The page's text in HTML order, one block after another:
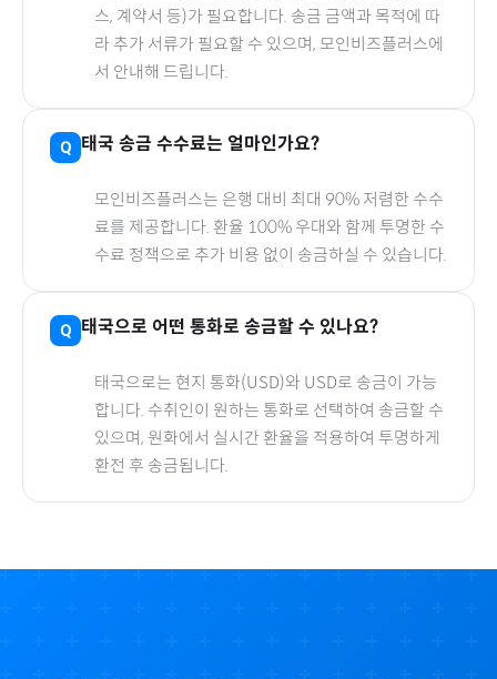
스, 계약서 등)가 필요합니다. 송금 금액과 목적에 따
라 추가 서류가 필요할 수 있으며, 모인비즈플러스에
서 안내해 드립니다.
태국 송금 수수료는 얼마인가요?
모인비즈플러스는 은행 대비 최대 90% 저렴한 수수
료를 제공합니다. 환율 100% 우대와 함께 투명한 수
수료 정책으로 추가 비용 없이 송금하실 수 있습니다.
태국으로 어떤 통화로 송금할 수 있나요?
태국으로는 현지 통화(USD)와 USD로 송금이 가능
합니다. 수취인이 원하는 통화로 선택하여 송금할 수
있으며, 원화에서 실시간 환율을 적용하여 투명하게
환전 후 송금됩니다.